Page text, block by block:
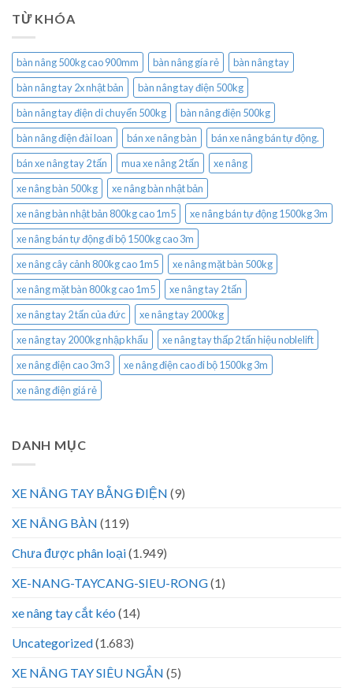
TỪ KHÓA
bàn nâng 500kg cao 900mm bàn nâng gía rẻ
bàn nâng tay
bàn nâng tay 2x nhật bản
bàn nâng tay điện 500kg
bàn nâng tay điện di chuyển 500kg
bàn nâng điện 500kg
bàn nâng điện đài loan
bán xe nâng bàn
bán xe nâng bán tự động.
bán xe nâng tay 2 tấn
mua xe nâng 2 tấn
xe nâng
xe nâng bàn 500kg
xe nâng bàn nhật bản
xe nâng bàn nhật bản 800kg cao 1m5
xe nâng bán tự động 1500kg 3m
xe nâng bán tự động đi bộ 1500kg cao 3m
xe nâng cây cảnh 800kg cao 1m5
xe nâng mặt bàn 500kg
xe nâng mặt bàn 800kg cao 1m5
xe nâng tay 2 tấn
xe nâng tay 2 tấn của đức
xe nâng tay 2000kg
xe nâng tay 2000kg nhập khẩu
xe nâng tay thấp 2 tấn hiệu noblelift
xe nâng điện cao 3m3
xe nâng điện cao đi bộ 1500kg 3m
xe nâng điện giá rẻ
DANH MỤC
XE NÂNG TAY BẰNG ĐIỆN (9)
XE NÂNG BÀN (119)
Chưa được phân loại(1.949)
XE-NANG-TAYCANG-SIEU-RONG(1)
xe nâng tay cắt kéo (14)
Uncategorized(1.683)
XE NÂNG TAY SIÊU NGẮN (5)